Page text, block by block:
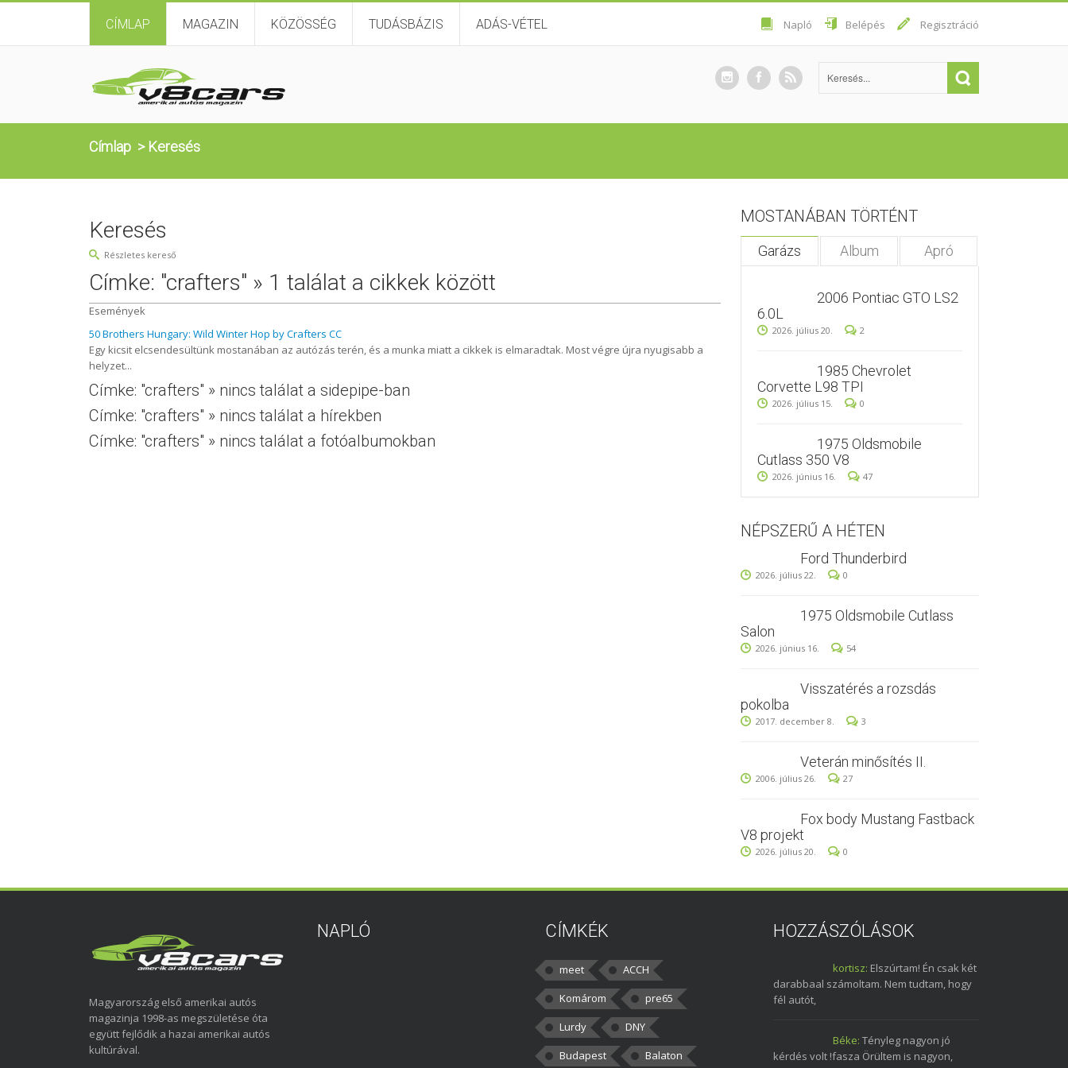
CÍMLAP MAGAZIN KÖZÖSSÉG TUDÁSBÁZIS ADÁS-VÉTEL Napló Belépés Regisztráció
Címlap > Keresés
Keresés
Részletes kereső
Címke: "crafters" » 1 találat a cikkek között
Események
50 Brothers Hungary: Wild Winter Hop by Crafters CC
Egy kicsit elcsendesültünk mostanában az autózás terén, és a munka miatt a cikkek is elmaradtak. Most végre újra nyugisabb a
helyzet...
Címke: "crafters" » nincs találat a sidepipe-ban
Címke: "crafters" » nincs találat a hírekben
Címke: "crafters" » nincs találat a fotóalbumokban
MOSTANÁBAN TÖRTÉNT
Garázs Album Apró
2006 Pontiac GTO LS2
6.0L
2026. július 20. 2
1985 Chevrolet
Corvette L98 TPI
2026. július 15. 0
1975 Oldsmobile
Cutlass 350 V8
2026. június 16. 47
NÉPSZERŰ A HÉTEN
Ford Thunderbird
2026. július 22. 0
1975 Oldsmobile Cutlass
Salon
2026. június 16. 54
Visszatérés a rozsdás
pokolba
2017. december 8. 3
Veterán minősítés II.
2006. július 26. 27
Fox body Mustang Fastback
V8 projekt
2026. július 20. 0
Magyarország első amerikai autós
magazinja 1998-as megszületése óta
együtt fejlődik a hazai amerikai autós
kultúrával.
NAPLÓ CÍMKÉK
meet
ACCH
Komárom
pre65
Lurdy
DNY
Budapest
Balaton
HOZZÁSZÓLÁSOK
kortisz: Elszúrtam! Én csak két
darabbaal számoltam. Nem tudtam, hogy
fél autót,
Béke: Tényleg nagyon jó
kérdés volt !fasza Örültem is nagyon,